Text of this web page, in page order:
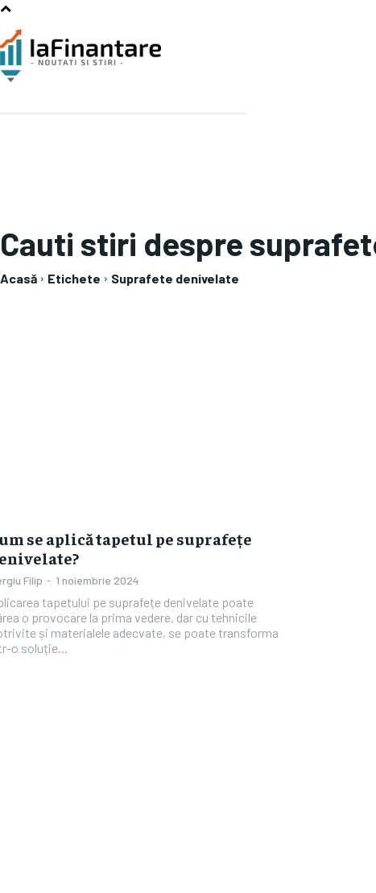
Cauti stiri despre
Acasă Etichete Suprafete denivelate
se aplică tapetul pe suprafețe
Filip - 1 noiembrie 2024
tapetului pe suprafețe denivelate poate
o provocare la prima vedere, dar cu tehnicile
și materialele adecvate, se poate transforma
o soluție...